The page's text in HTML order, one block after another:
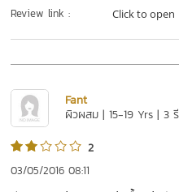
Review link : Click to open
Fant
ผิวผสม | 15-19 Yrs | 3
2
03/05/2016 08:11